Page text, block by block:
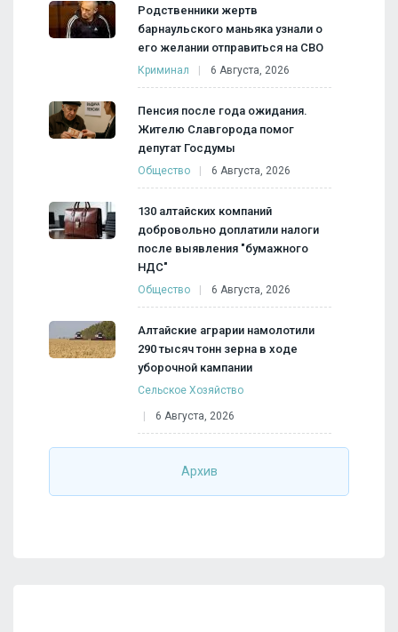
Родственники жертв
барнаульского маньяка узнали о
его желании отправиться на СВО
Криминал 6 Августа, 2026
Пенсия после года ожидания.
Жителю Славгорода помог
депутат Госдумы
Общество 6 Августа, 2026
130 алтайских компаний
добровольно доплатили налоги
после выявления "бумажного
НДС"
Общество 6 Августа, 2026
Алтайские аграрии намолотили
290 тысяч тонн зерна в ходе
уборочной кампании
Сельское Хозяйство
6 Августа, 2026
Архив